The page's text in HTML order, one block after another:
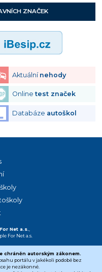
ZNAČEK
Aktuální nehody
Onlinetest značek
Databáze autoškol
Net a.s.
For Net a.s.
chráněn autorským zákonem.
portálu v jakékoli podobě bez
je nezákonné.